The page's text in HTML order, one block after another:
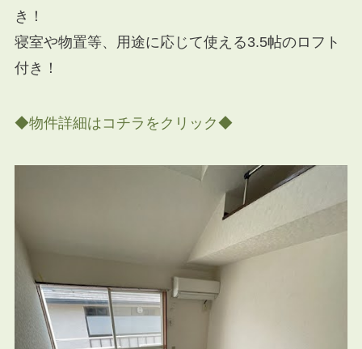
き！
寝室や物置等、用途に応じて使える3.5帖のロフト
付き！
◆物件詳細はコチラをクリック◆